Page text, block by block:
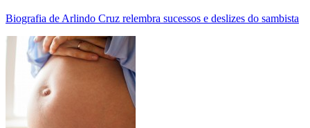
Biografia de Arlindo Cruz relembra sucessos e deslizes do sambista